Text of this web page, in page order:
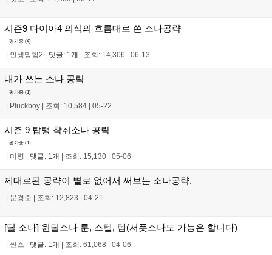
시즌9 다이아4 의식의 흐름대로 쓴 소나공략
평가중 (4)
인생망함2 댓글: 1개 조회: 14,306 06-13
내가 쓰는 소나 공략
평가중 (1)
| Pluckboy | 조회: 10,584 | 05-22
시즌 9 탑탱 착취소나 공략
평가중 (1)
미령 댓글: 1개 조회: 15,130 05-06
제대로된 공략이 별로 없어서 써보는 소나공략.
문경준 조회: 12,823 04-21
[딜 소나] 원딜소나 룬, 스펠, 템(서폿소나도 가능은 합니다)
씬스 댓글: 1개 조회: 61,068 04-06